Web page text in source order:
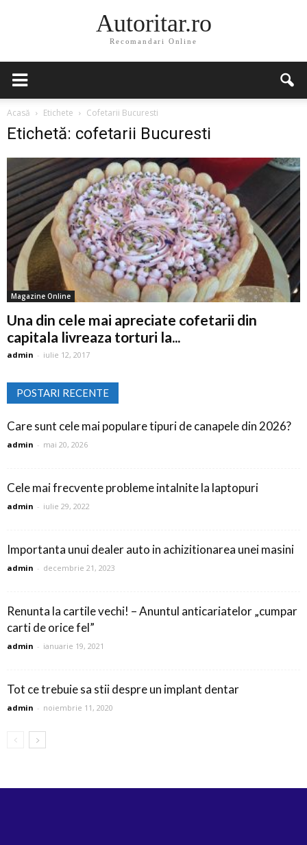
Autoritar.ro
Recomandari Online
Acasă Etichete Cofetarii Bucuresti
Etichetă: cofetarii Bucuresti
Magazine Online
Una din cele mai apreciate cofetarii din
capitala livreaza torturi la...
admin - iulie 12, 2017
POSTARI RECENTE
Care sunt cele mai populare tipuri de canapele din 2026?
admin - mai 20, 2026
Cele mai frecvente probleme intalnite la laptopuri
admin - iulie 29, 2022
Importanta unui dealer auto in achizitionarea unei masini
admin - decembrie 21, 2023
Renunta la cartile vechi! – Anuntul anticariatelor „cumpar
carti de orice fel”
admin - ianuarie 19, 2021
Tot ce trebuie sa stii despre un implant dentar
admin - noiembrie 11, 2020